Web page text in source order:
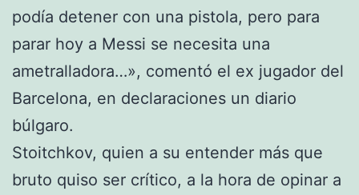
podía detener con una pistola, pero para
parar hoy a Messi se necesita una
ametralladora…», comentó el ex jugador del
Barcelona, en declaraciones un diario
búlgaro.
Stoitchkov, quien a su entender más que
bruto quiso ser crítico, a la hora de opinar a